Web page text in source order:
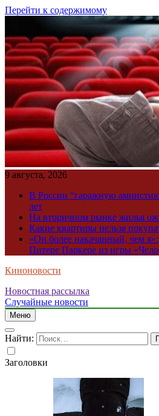
Перейти к содержимому
9 августа, 2026
В России “гаражную
лет
На вторичном рынке жилья
Какие квартиры нельзя
«Он более накачанный, чем
Питере Паркере из игры
Киноновости
Новостная рассылка
Случайные новости
Меню
Найти:
Заголовки